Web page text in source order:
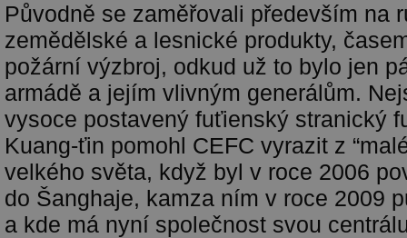
Původně se zaměřovali především na
zemědělské a lesnické produkty,
požární výzbroj, odkud už to bylo jen
armádě a jejím vlivným generálům.
vysoce postavený fuťienský stranický
Kuang-ťin pomohl CEFC vyrazit z
velkého světa, když byl v roce 2006
do Šanghaje, kamza ním v roce 2009
a kde má nyní společnost svou